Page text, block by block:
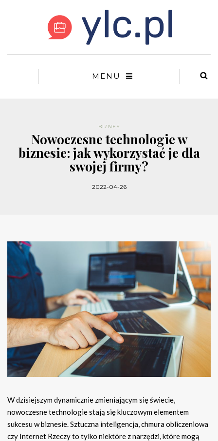
MENU
BIZNES
Nowoczesne technologie w
biznesie: jak wykorzystać je dla
swojej firmy?
2022-04-26
W dzisiejszym dynamicznie zmieniającym się świecie,
nowoczesne technologie stają się kluczowym elementem
sukcesu w biznesie. Sztuczna inteligencja, chmura obliczeniowa
czy Internet Rzeczy to tylko niektóre z narzędzi, które mogą